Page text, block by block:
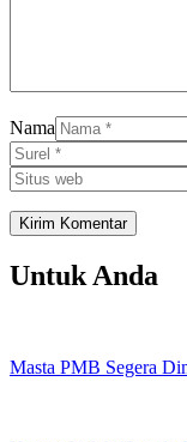
Nama
Untuk Anda
Masta PMB Segera